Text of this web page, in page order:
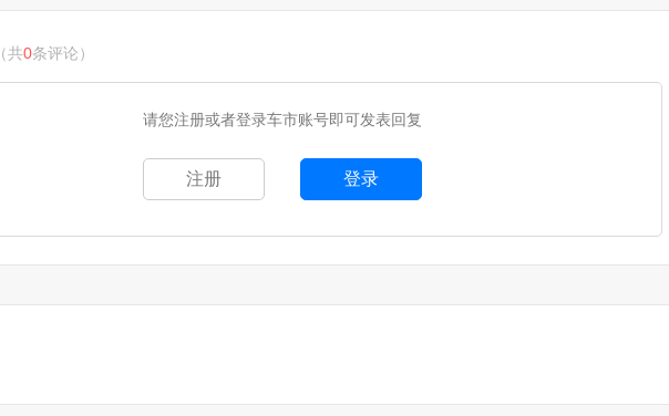
（共0条评论）
请您注册或者登录车市账号即可发表回复
注册 登录